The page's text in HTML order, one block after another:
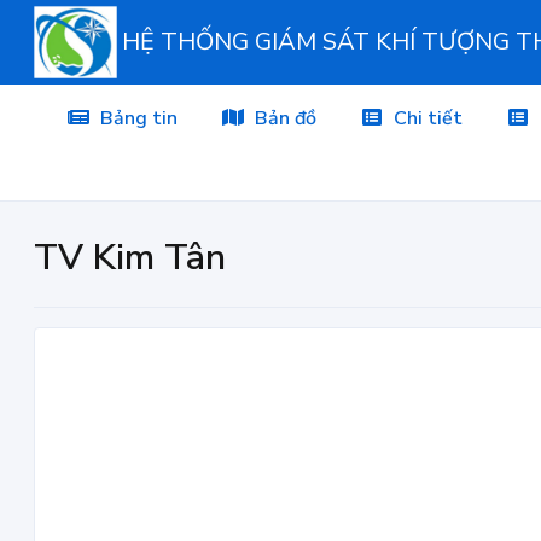
HỆ THỐNG GIÁM SÁT KHÍ TƯỢNG
Bảng tin Bản đồ Chi tiết
TV Kim Tân